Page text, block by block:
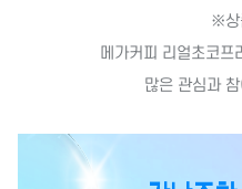
※상
메가커피 리얼초코
많은 관심과